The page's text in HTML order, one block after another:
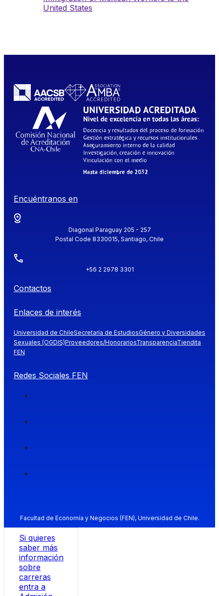
United States
Encuéntranos en
Diagonal Paraguay 205 - 257
Postal Code 8330015, Santiago, Chile
+56 2 2978 3301
Contactos
Enlaces de interés
Universidad de ChileSecretaría de EstudiosGénero y Diversidades
Sexuales (OGDIS)Proveedores/HonorariosTransparenciaTiendita
FEN
Redes Sociales FEN
Facultad de Economía y Negocios (FEN), Universidad de Chile.
Si quieres
saber más
información
sobre
carreras
entra a